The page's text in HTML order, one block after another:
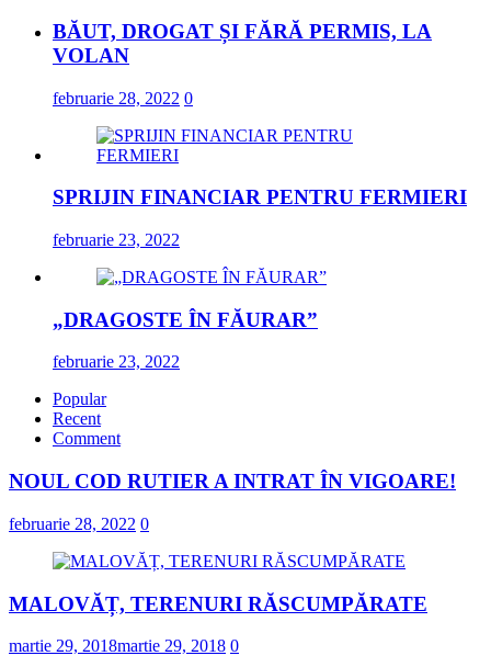
BĂUT, DROGAT ȘI FĂRĂ PERMIS, LA
VOLAN
februarie 28, 2022 0
SPRIJIN FINANCIAR PENTRU FERMIERI
februarie 23, 2022
„DRAGOSTE ÎN FĂURAR”
februarie 23, 2022
Popular
Recent
Comment
NOUL COD RUTIER A INTRAT ÎN VIGOARE!
februarie 28, 2022 0
MALOVĂȚ, TERENURI RĂSCUMPĂRATE
martie 29, 2018martie 29, 2018 0